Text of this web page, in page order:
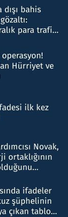
bahis
para trafiği
Hürriyet ve
ilk kez
Novak,
ortaklığının
ifadeler
şüphelinin
çıkan tablo